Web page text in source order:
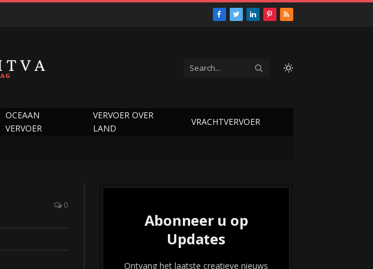
Facebook
TwitterLinkedInPinterest
RSS
OCEAAN
VERVOER
VERVOER OVER
LAND
VRACHTVERVOER
0
Abonneer u op
Updates
Ontvang het laatste creatieve nieuws